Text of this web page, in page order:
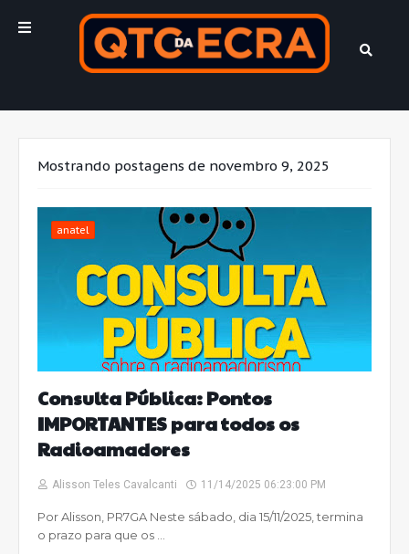
Mostrando postagens de novembro 9, 2025
anatel
Consulta Pública: Pontos
IMPORTANTES para todos os
Radioamadores
Alisson Teles Cavalcanti 11/14/2025 06:23:00 PM
Por Alisson, PR7GA Neste sábado, dia 15/11/2025, termina
o prazo para que os …